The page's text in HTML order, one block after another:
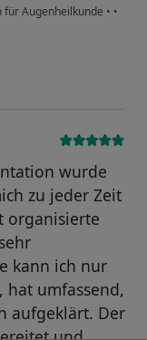
für Augenheilkunde • •
wurde
zu jeder Zeit
organisierte
kann ich nur
hat umfassend,
aufgeklärt. Der